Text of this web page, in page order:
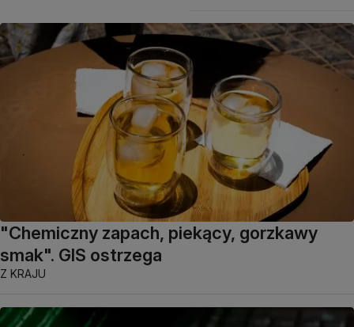
"Chemiczny zapach, piekący, gorzkawy
smak". GIS ostrzega
Z KRAJU